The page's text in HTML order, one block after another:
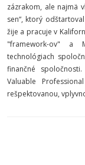
zázrakom, ale najmä
sen“, ktorý
žije a pracuje v
"framework-ov" a
technológiach
finančné
Valuable
rešpektovanou,